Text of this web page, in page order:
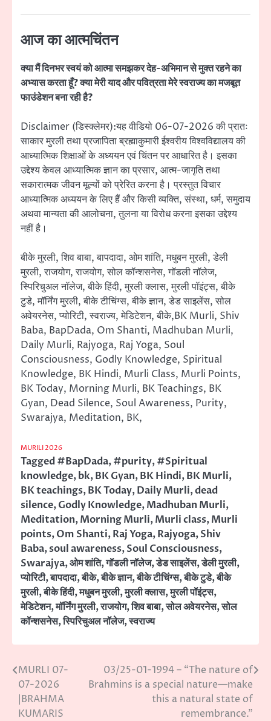
आज का आत्मचिंतन
क्या मैं दिनभर स्वयं को आत्मा समझकर देह-अभिमान से मुक्त रहने का
अभ्यास करता हूँ? क्या मेरी याद और पवित्रता मेरे स्वराज्य का मजबूत
फाउंडेशन बना रही है?
Disclaimer (डिस्क्लेमर):यह वीडियो 06-07-2026 की प्रातः
साकार मुरली तथा प्रजापिता ब्रह्माकुमारी ईश्वरीय विश्वविद्यालय की
आध्यात्मिक शिक्षाओं के अध्ययन एवं चिंतन पर आधारित है। इसका
उद्देश्य केवल आध्यात्मिक ज्ञान का प्रसार, आत्म-जागृति तथा
सकारात्मक जीवन मूल्यों को प्रेरित करना है। प्रस्तुत विचार
आध्यात्मिक अध्ययन के लिए हैं और किसी व्यक्ति, संस्था, धर्म, समुदाय
अथवा मान्यता की आलोचना, तुलना या विरोध करना इसका उद्देश्य
नहीं है।
बीके मुरली, शिव बाबा, बापदादा, ओम शांति, मधुबन मुरली, डेली
मुरली, राजयोग, राजयोग, सोल कॉन्शसनेस, गॉडली नॉलेज,
स्पिरिचुअल नॉलेज, बीके हिंदी, मुरली क्लास, मुरली पॉइंट्स, बीके
टुडे, मॉर्निंग मुरली, बीके टीचिंग्स, बीके ज्ञान, डेड साइलेंस, सोल
अवेयरनेस, प्योरिटी, स्वराज्य, मेडिटेशन, बीके,BK Murli, Shiv
Baba, BapDada, Om Shanti, Madhuban Murli,
Daily Murli, Rajyoga, Raj Yoga, Soul
Consciousness, Godly Knowledge, Spiritual
Knowledge, BK Hindi, Murli Class, Murli Points,
BK Today, Morning Murli, BK Teachings, BK
Gyan, Dead Silence, Soul Awareness, Purity,
Swarajya, Meditation, BK,
MURILI 2026
Tagged#BapDada,#purity,#Spiritual
knowledge,bk,BK Gyan,BK Hindi,BK Murli,
BK teachings,BK Today,Daily Murli,dead
silence,Godly Knowledge,Madhuban Murli,
Meditation,Morning Murli,Murli class,Murli
points,Om Shanti,Raj Yoga,Rajyoga,Shiv
Baba,soul awareness,Soul Consciousness,
Swarajya,ओम शांति,गॉडली नॉलेज,डेड साइलेंस,डेली मुरली,
प्योरिटी,बापदादा,बीके,बीके ज्ञान,बीके टीचिंग्स,बीके टुडे,बीके
मुरली,बीके हिंदी,मधुबन मुरली,मुरली क्लास,मुरली पॉइंट्स,
मेडिटेशन,मॉर्निंग मुरली,राजयोग,शिव बाबा,सोल अवेयरनेस,सोल
कॉन्शसनेस,स्पिरिचुअल नॉलेज,स्वराज्य
Post
navigation
MURLI 07-
07-2026
|BRAHMA
KUMARIS
03/25-01-1994 – “The nature of
Brahmins is a special nature—make
this a natural state of
remembrance.”